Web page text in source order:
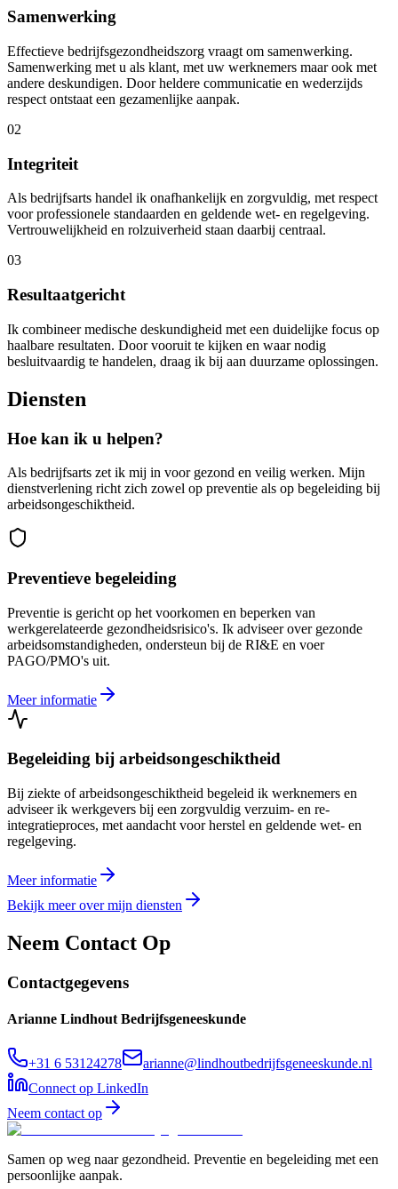
Samenwerking
Effectieve bedrijfsgezondheidszorg vraagt om samenwerking.
Samenwerking met u als klant, met uw werknemers maar ook met
andere deskundigen. Door heldere communicatie en wederzijds
respect ontstaat een gezamenlijke aanpak.
02
Integriteit
Als bedrijfsarts handel ik onafhankelijk en zorgvuldig, met respect
voor professionele standaarden en geldende wet- en regelgeving.
Vertrouwelijkheid en rolzuiverheid staan daarbij centraal.
03
Resultaatgericht
Ik combineer medische deskundigheid met een duidelijke focus op
haalbare resultaten. Door vooruit te kijken en waar nodig
besluitvaardig te handelen, draag ik bij aan duurzame oplossingen.
Diensten
Hoe kan ik u helpen?
Als bedrijfsarts zet ik mij in voor gezond en veilig werken. Mijn
dienstverlening richt zich zowel op preventie als op begeleiding bij
arbeidsongeschiktheid.
Preventieve begeleiding
Preventie is gericht op het voorkomen en beperken van
werkgerelateerde gezondheidsrisico's. Ik adviseer over gezonde
arbeidsomstandigheden, ondersteun bij de RI&E en voer
PAGO/PMO's uit.
Meer informatie
Begeleiding bij arbeidsongeschiktheid
Bij ziekte of arbeidsongeschiktheid begeleid ik werknemers en
adviseer ik werkgevers bij een zorgvuldig verzuim- en re-
integratieproces, met aandacht voor herstel en geldende wet- en
regelgeving.
Meer informatie
Bekijk meer over mijn diensten
Neem Contact Op
Contactgegevens
Arianne Lindhout Bedrijfsgeneeskunde
+31 6 53124278
arianne@lindhoutbedrijfsgeneeskunde.nl
Connect op LinkedIn
Neem contact op
Samen op weg naar gezondheid. Preventie en begeleiding met een
persoonlijke aanpak.